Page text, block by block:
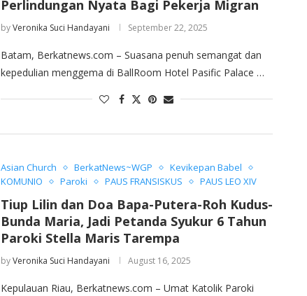
Perlindungan Nyata Bagi Pekerja Migran
byVeronika Suci Handayani September 22, 2025
Batam, Berkatnews.com – Suasana penuh semangat dan
kepedulian menggema di BallRoom Hotel Pasific Palace …
Asian Church BerkatNews~WGP
Kevikepan Babel
KOMUNIO
Paroki PAUS FRANSISKUS PAUS LEO XIV
Tiup Lilin dan Doa Bapa-Putera-Roh Kudus-
Bunda Maria, Jadi Petanda Syukur 6 Tahun
Paroki Stella Maris Tarempa
byVeronika Suci Handayani August 16, 2025
Kepulauan Riau, Berkatnews.com – Umat Katolik Paroki